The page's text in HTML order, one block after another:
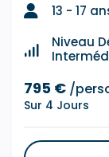
13 - 17
Niveau
795 € /
Sur 4 Jours